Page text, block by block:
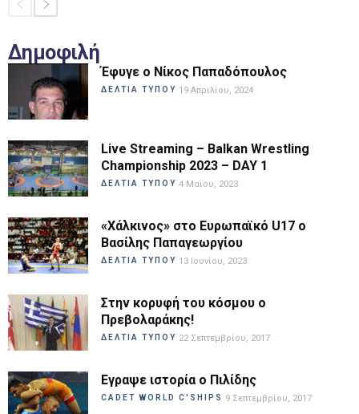
Δημοφιλή
Έφυγε ο Νίκος Παπαδόπουλος
ΔΕΛΤΙΑ ΤΥΠΟΥ 19 Απριλίου, 2024
Live Streaming – Balkan Wrestling
Championship 2023 – DAY 1
ΔΕΛΤΙΑ ΤΥΠΟΥ 4 Μαΐου, 2023
«Χάλκινος» στο Ευρωπαϊκό U17 ο
Βασίλης Παπαγεωργίου
ΔΕΛΤΙΑ ΤΥΠΟΥ 13 Ιουνίου, 2023
Στην κορυφή του κόσμου ο
Πρεβολαράκης!
ΔΕΛΤΙΑ ΤΥΠΟΥ 22 Σεπτεμβρίου, 2017
Εγραψε ιστορία ο Πιλίδης
CADET WORLD C'SHIPS 9 Σεπτεμβρίου, 2017